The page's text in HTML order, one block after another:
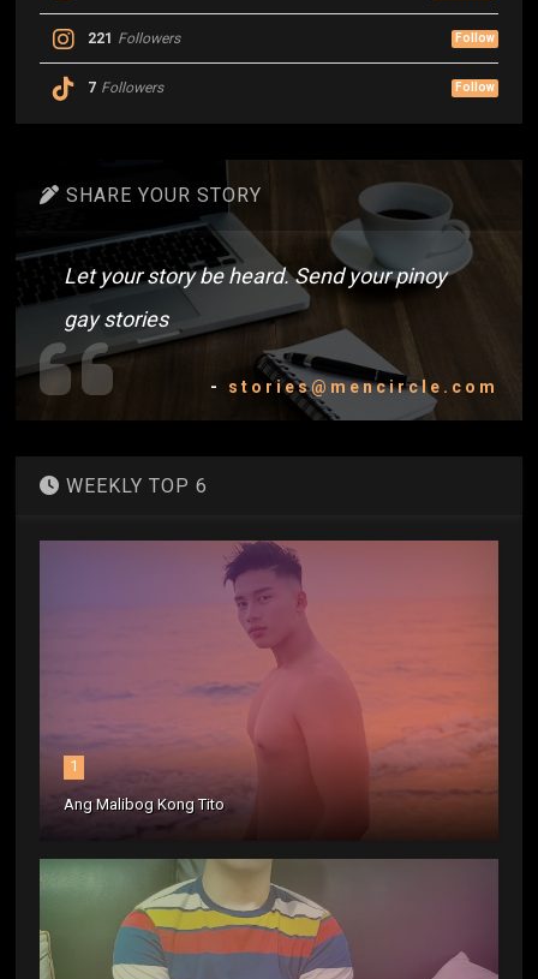
221 Followers Follow
7 Followers Follow
SHARE YOUR STORY
Let your story be heard. Send your pinoy
gay stories
- stories@mencircle.com
WEEKLY TOP 6
1
Ang Malibog Kong Tito